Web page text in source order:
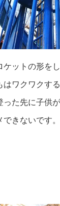
ットの形を
はワクワクす
た先に子供
きないです。